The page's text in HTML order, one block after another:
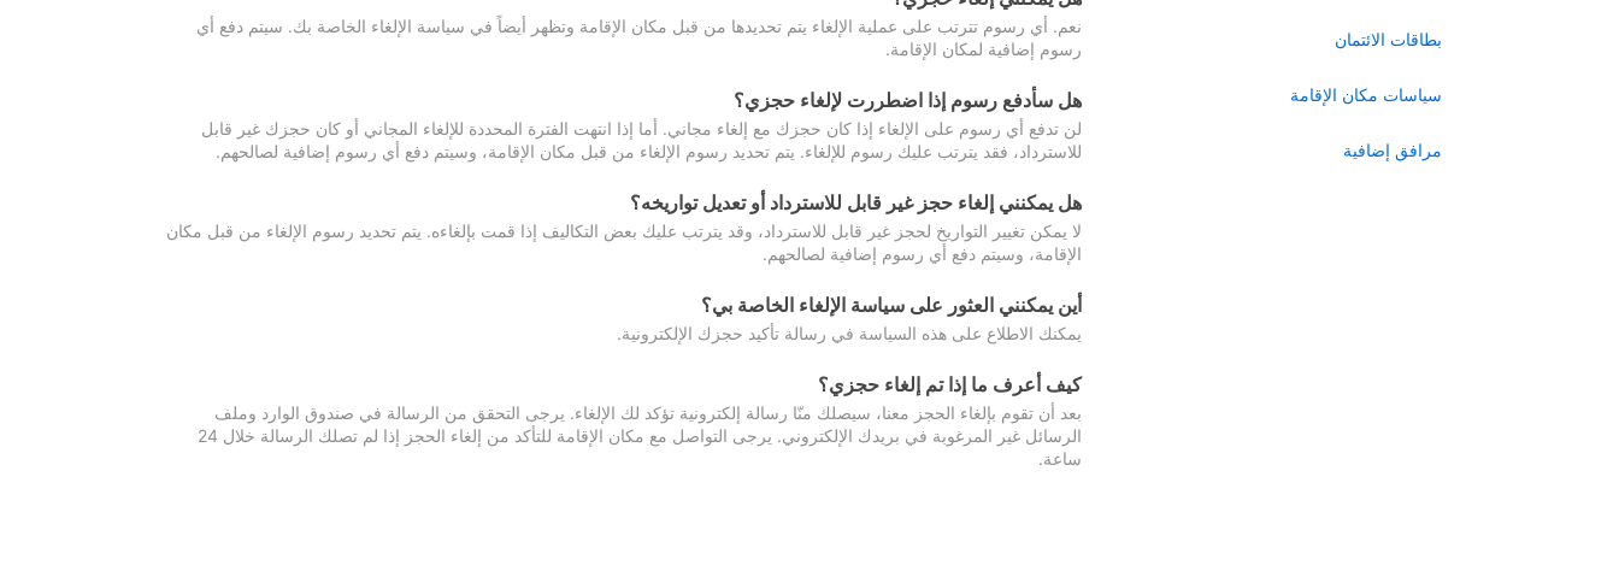
بطاقات الائتمان
سياسات مكان الإقامة
مرافق إضافية
نعم. أي رسوم تترتب على عملية الإلغاء يتم تحديدها من قبل مكان الإقامة وتظهر أيضاً في سياسة الإلغاء الخاصة بك. سيتم دفع أي
رسوم إضافية لمكان الإقامة.
هل سأدفع رسوم إذا اضطررت لإلغاء حجزي؟
لن تدفع أي رسوم على الإلغاء إذا كان حجزك مع إلغاء مجاني. أما إذا انتهت الفترة المحددة للإلغاء المجاني أو كان حجزك غير قابل
للاسترداد، فقد يترتب عليك رسوم للإلغاء. يتم تحديد رسوم الإلغاء من قبل مكان الإقامة، وسيتم دفع أي رسوم إضافية لصالحهم.
هل يمكنني إلغاء حجز غير قابل للاسترداد أو تعديل تواريخه؟
لا يمكن تغيير التواريخ لحجز غير قابل للاسترداد، وقد يترتب عليك بعض التكاليف إذا قمت بإلغاءه. يتم تحديد رسوم الإلغاء من قبل مكان
الإقامة، وسيتم دفع أي رسوم إضافية لصالحهم.
أين يمكنني العثور على سياسة الإلغاء الخاصة بي؟
يمكنك الاطلاع على هذه السياسة في رسالة تأكيد حجزك الإلكترونية.
كيف أعرف ما إذا تم إلغاء حجزي؟
بعد أن تقوم بإلغاء الحجز معنا، سيصلك منّا رسالة إلكترونية تؤكد لك الإلغاء. يرجى التحقق من الرسالة في صندوق الوارد وملف
الرسائل غير المرغوبة في بريدك الإلكتروني. يرجى التواصل مع مكان الإقامة للتأكد من إلغاء الحجز إذا لم تصلك الرسالة خلال 24
ساعة.